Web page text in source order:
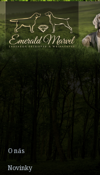
O nás
Novinky